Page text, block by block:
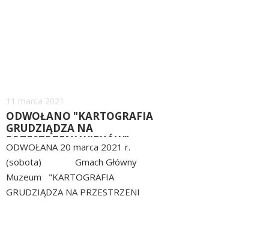
Dodano
11 marca 2021
ODWOŁANO "KARTOGRAFIA
GRUDZIĄDZA NA
PRZESTRZENI WIEKÓW"
ODWOŁANA 20 marca 2021 r.
(sobota) Gmach Główny
Muzeum "KARTOGRAFIA
GRUDZIĄDZA NA PRZESTRZENI